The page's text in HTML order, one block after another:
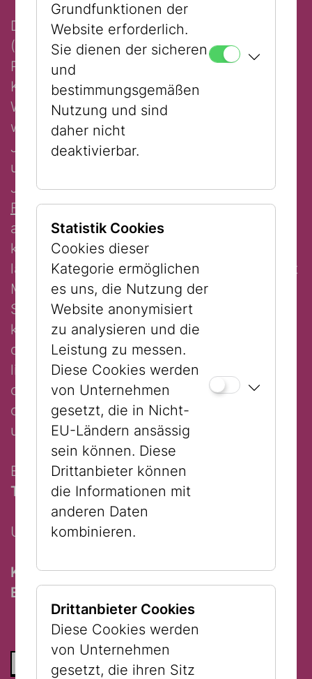
Der International Council of Museums
(ICOM) hat spezielle Vorkehrungen und
Regelungen entwickelt, wie im Notfall
Kulturgut aus Museen zu evakuieren ist.
Was zuerst? Was warum? Was wann und
wie? Ganz ohne Notfall erleben Sie im
Jüdischen Museum Wien eine
ungewöhnliche Annäherung an die
Jubiläumsausstellung"G*tt. Die großen
Fragen zwischen Himmel und Erde". Weil
alles schnell gehen muss, haben Sie gar
keine Zeit, Texte zu lesen oder sich mit
langen Erklärungen aufzuhalten. In nur acht
Minuten entscheiden Sie, welches Objekt
Sie im Notfall retten würden und
kennzeichnen es mit einem eigens dafür
designten Kärtchen.Hannah Landsmann
liefert dann zu jedem geretteten Objekt –
ob Textil, Gemälde, Pergament, Gold, Silber
oder ein fast leeres Blatt – Informationen
und Geschichte(n).
Eine Führung anlässlich des
Tags der jüdischen Kultur.
Um Anmeldungwird gebeten!
Kostenlose Teilnahme mit gültigem
Eintrittsticket.
ZURÜCK ZUR LISTE
Grundfunktionen der
Website erforderlich.
Sie dienen der sicheren
und
bestimmungsgemäßen
Nutzung und sind
daher nicht
deaktivierbar.
Statistik Cookies
Cookies dieser
Kategorie ermöglichen
es uns, die Nutzung der
Website anonymisiert
zu analysieren und die
Leistung zu messen.
Diese Cookies werden
von Unternehmen
gesetzt, die in Nicht-
EU-Ländern ansässig
sein können. Diese
Drittanbieter können
die Informationen mit
anderen Daten
kombinieren.
Drittanbieter Cookies
Diese Cookies werden
von Unternehmen
gesetzt, die ihren Sitz